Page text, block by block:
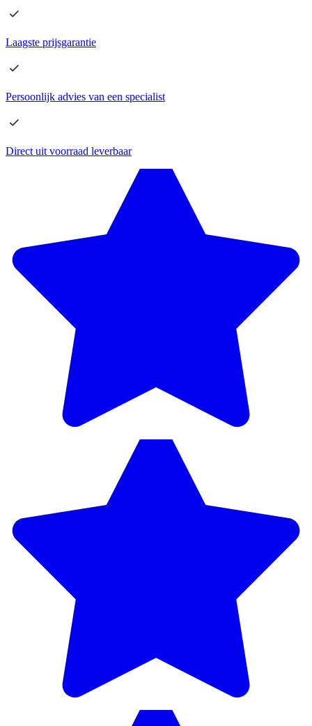
Laagste prijsgarantie
Persoonlijk advies van een specialist
Direct uit voorraad leverbaar